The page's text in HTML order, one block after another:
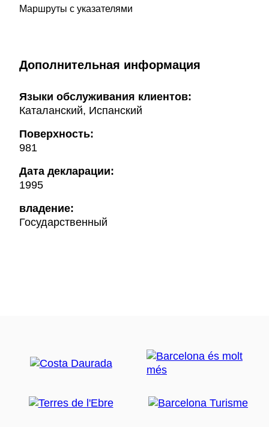
Маршруты с указателями
Дополнительная информация
Языки обслуживания клиентов:
Каталанский, Испанский
Поверхность:
981
Дата декларации:
1995
владение:
Государственный